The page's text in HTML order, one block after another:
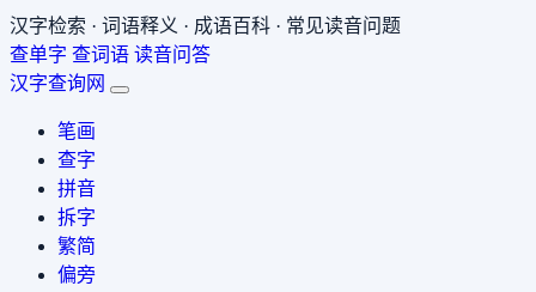
汉字检索 · 词语释义 · 成语百科 · 常见读音问题
查单字 查词语 读音问答
汉字查询网
笔画
查字
拼音
拆字
繁简
偏旁